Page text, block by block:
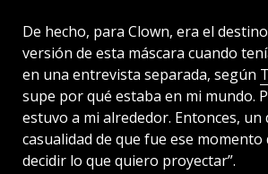
De hecho, para Clown, era el
versión de esta máscara cuando
en una entrevista separada, según
supe por qué estaba en mi mundo.
estuvo a mi alrededor. Entonces, un
casualidad de que fue ese momento
decidir lo que quiero proyectar”.